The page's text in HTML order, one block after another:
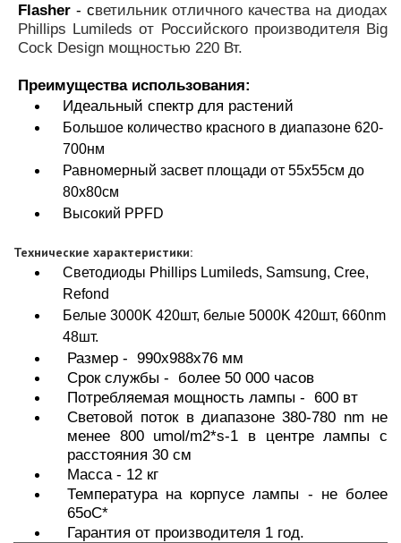
Flasher - светильник отличного качества на диодах
Phillips Lumileds от Российского производителя Big
Cock Design мощностью 220 Вт.
Преимущества использования:
Идеальный спектр для растений
Большое количество красного в диапазоне 620-
700нм
Равномерный засвет площади от 55х55см до
80х80см
Высокий PPFD
Технические характеристики:
Светодиоды Phillips Lumileds, Samsung, Cree,
Refond
Белые 3000K 420шт, белые 5000K 420шт, 660nm
48шт.
Размер - 990x988x76 мм
Срок службы - более 50 000 часов
Потребляемая мощность лампы - 600 вт
Световой поток в диапазоне 380-780 nm не
менее 800 umol/m2*s-1 в центре лампы с
расстояния 30 см
Масса - 12 кг
Температура на корпусе лампы - не более
65oС*
Гарантия от производителя 1 год.